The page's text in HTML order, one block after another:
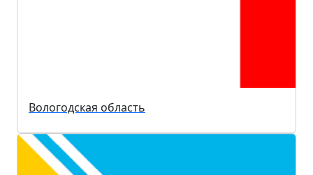
Вологодская область